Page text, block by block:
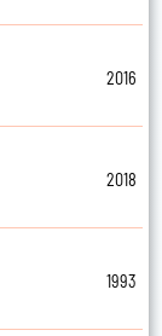
2016
2018
1993